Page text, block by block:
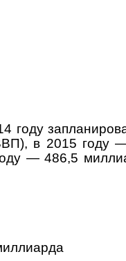
году
в 2015 году
— 486,5